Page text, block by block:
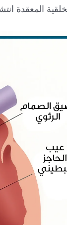
المعقدة